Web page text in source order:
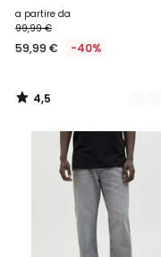
a partire da
99,99 €
59,99 € -40%
4,5
/